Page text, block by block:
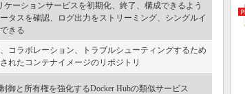
ーションサービスを初期化、終了、構成できるよう
タスを確認、ログ出力をストリーミング、シングルイ
きる
コラボレーション、トラブルシューティングするため
れたコンテナイメージのリポジトリ
御と所有権を強化するDocker Hubの類似サービス